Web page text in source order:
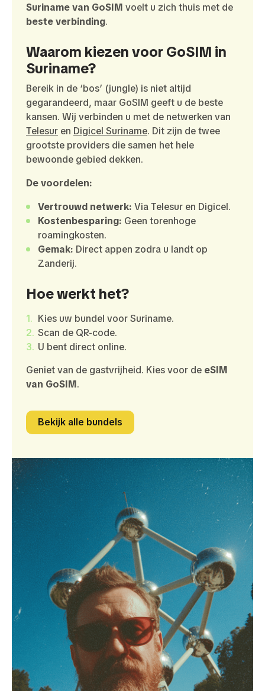
Suriname van GoSIM voelt u zich thuis met de
beste verbinding.
Waarom kiezen voor GoSIM in
Suriname?
Bereik in de ‘bos’ (jungle) is niet altijd
gegarandeerd, maar GoSIM geeft u de beste
kansen. Wij verbinden u met de netwerken van
Telesur en Digicel Suriname. Dit zijn de twee
grootste providers die samen het hele
bewoonde gebied dekken.
De voordelen:
Vertrouwd netwerk: Via Telesur en Digicel.
Kostenbesparing: Geen torenhoge
roamingkosten.
Gemak: Direct appen zodra u landt op
Zanderij.
Hoe werkt het?
Kies uw bundel voor Suriname.
Scan de QR-code.
U bent direct online.
Geniet van de gastvrijheid. Kies voor de eSIM
van GoSIM.
Bekijk alle bundels